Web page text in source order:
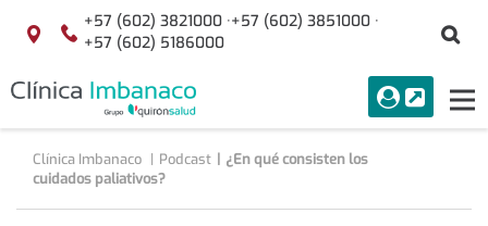
Saltar al contenido
Localización
+57 (602) 3821000 ·+57 (602) 3851000 ·
+57 (602) 5186000
menuAcceso
Buscar
Clínica Imbanaco Podcast
¿En qué consisten los
cuidados paliativos?